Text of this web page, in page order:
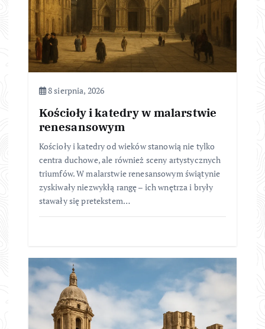
8 sierpnia, 2026
Kościoły i katedry w malarstwie
renesansowym
Kościoły i katedry od wieków stanowią nie tylko
centra duchowe, ale również sceny artystycznych
triumfów. W malarstwie renesansowym świątynie
zyskiwały niezwykłą rangę – ich wnętrza i bryły
stawały się pretekstem…